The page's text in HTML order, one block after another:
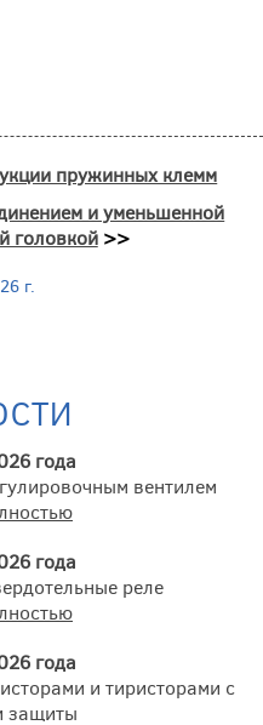
пружинных клемм
и уменьшенной
головкой>>
г.
года
вентилем
года
реле
года
и тиристорами с
защиты